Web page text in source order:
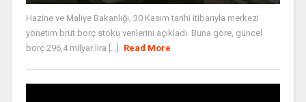
Hazine ve Maliye Bakanlığı, 30 Kasım tarihi itibarıyla merkezi
yönetim brüt borç stoku verilerini açıkladı. Buna göre, güncel
borç 296,4 milyar lira [...]
Read More